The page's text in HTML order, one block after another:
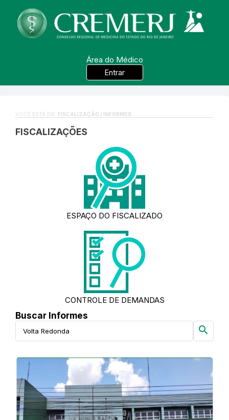
Área do Médico
Entrar
VOCÊ ESTÁ EM: FISCALIZAÇÃO / INFORMES
FISCALIZAÇÕES
ESPAÇO DO FISCALIZADO
CONTROLE DE DEMANDAS
Buscar Informes
search